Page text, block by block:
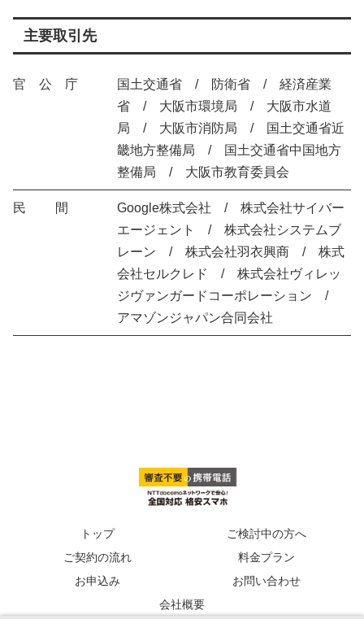
主要取引先
官 公 庁
国土交通省 / 防衛省 / 経済産業
省 / 大阪市環境局 / 大阪市水道
局 / 大阪市消防局 / 国土交通省近
畿地方整備局 / 国土交通省中国地方
整備局 / 大阪市教育委員会
民 間
Google株式会社 / 株式会社サイバー
エージェント / 株式会社システムブ
レーン / 株式会社羽衣興商 / 株式
会社セルクレド / 株式会社ヴィレッ
ジヴァンガードコーポレーション /
アマゾンジャパン合同会社
トップ
ご検討中の方へ
ご契約の流れ
料金プラン
お申込み
お問い合わせ
会社概要